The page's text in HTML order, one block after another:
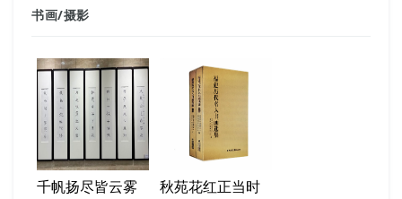
书画/摄影
千帆扬尽皆云雾
秋苑花红正当时